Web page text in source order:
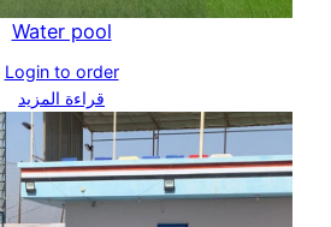
Water pool
Login to order
قراءة المزيد